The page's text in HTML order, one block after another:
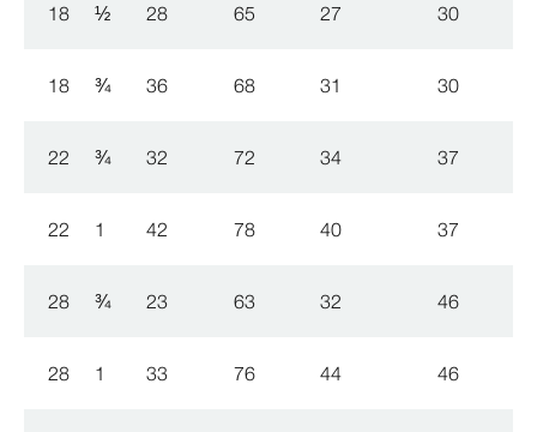
18 ½ 28 65 27 30
18 ¾ 36 68 31 30
22 ¾ 32 72 34 37
22 1 42 78 40 37
28 ¾ 23 63 32 46
28 1 33 76 44 46